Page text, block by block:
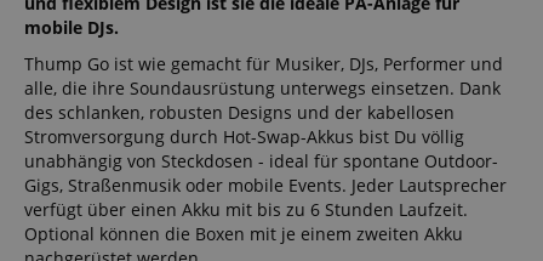
mobile DJs.
Thump Go ist wie gemacht für Musiker, DJs, Performer und
alle, die ihre Soundausrüstung unterwegs einsetzen. Dank
des schlanken, robusten Designs und der kabellosen
Stromversorgung durch Hot-Swap-Akkus bist Du völlig
unabhängig von Steckdosen - ideal für spontane Outdoor-
Gigs, Straßenmusik oder mobile Events. Jeder Lautsprecher
verfügt über einen Akku mit bis zu 6 Stunden Laufzeit.
Optional können die Boxen mit je einem zweiten Akku